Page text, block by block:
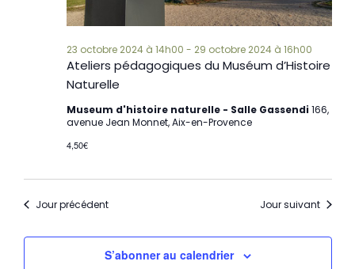
Ateliers pédagogiques du Muséum d’Histoire
Naturelle
23 octobre 2024 à 14h00 - 29 octobre 2024 à 16h00
Museum d'histoire naturelle - Salle Gassendi 166,
avenue Jean Monnet, Aix-en-Provence
4,50€
Jour précédent Jour suivant
S’abonner au calendrier